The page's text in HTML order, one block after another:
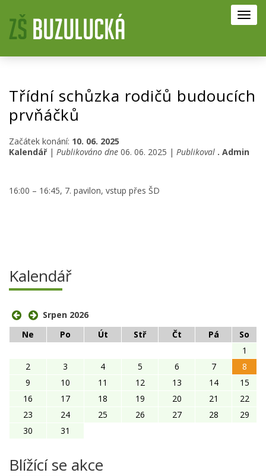
Třídní schůzka rodičů budoucích
prvňáčků
Začátek konání: 10. 06. 2025
Kalendář| Publikováno dne 06. 06. 2025 | Publikoval . Admin
16:00 – 16:45, 7. pavilon, vstup přes ŠD
Kalendář
Srpen 2026
Ne
Po Út Stř Čt Pá
So
1
2
3 4 5 6 7
8
9
10 11 12 13 14
15
16
17 18 19 20 21
22
23
24 25 26 27 28
29
30
31
Blížící se akce